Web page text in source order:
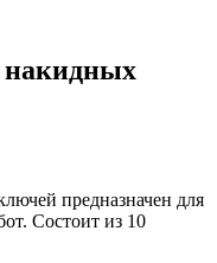
предназначен для
Состоит из 10